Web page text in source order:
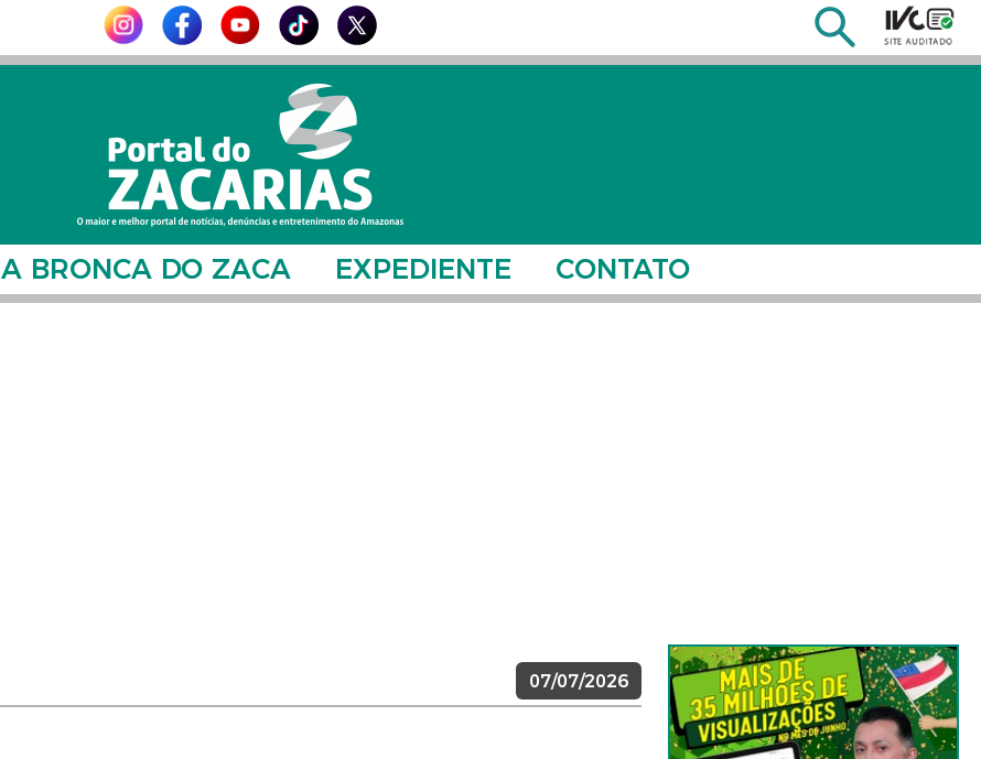
A BRONCA DO ZACA EXPEDIENTE CONTATO
07/07/2026